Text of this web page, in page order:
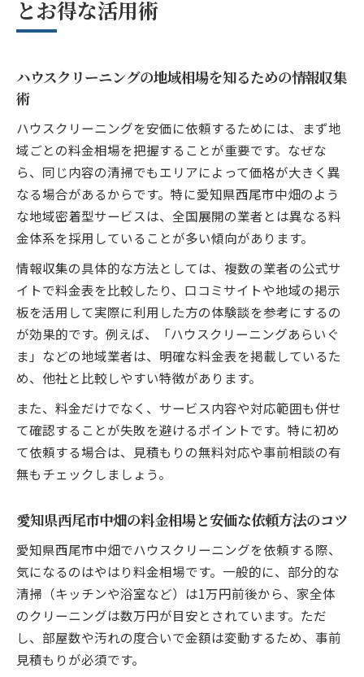
とお得な活用術
ハウスクリーニングの地域相場を知るための情報収集
術
ハウスクリーニングを安価に依頼するためには、まず地
域ごとの料金相場を把握することが重要です。なぜな
ら、同じ内容の清掃でもエリアによって価格が大きく異
なる場合があるからです。特に愛知県西尾市中畑のよう
な地域密着型サービスは、全国展開の業者とは異なる料
金体系を採用していることが多い傾向があります。
情報収集の具体的な方法としては、複数の業者の公式サ
イトで料金表を比較したり、口コミサイトや地域の掲示
板を活用して実際に利用した方の体験談を参考にするの
が効果的です。例えば、「ハウスクリーニングあらいぐ
ま」などの地域業者は、明確な料金表を掲載しているた
め、他社と比較しやすい特徴があります。
また、料金だけでなく、サービス内容や対応範囲も併せ
て確認することが失敗を避けるポイントです。特に初め
て依頼する場合は、見積もりの無料対応や事前相談の有
無もチェックしましょう。
愛知県西尾市中畑の料金相場と安価な依頼方法のコツ
愛知県西尾市中畑でハウスクリーニングを依頼する際、
気になるのはやはり料金相場です。一般的に、部分的な
清掃（キッチンや浴室など）は1万円前後から、家全体
のクリーニングは数万円が目安とされています。ただ
し、部屋数や汚れの度合いで金額は変動するため、事前
見積もりが必須です。